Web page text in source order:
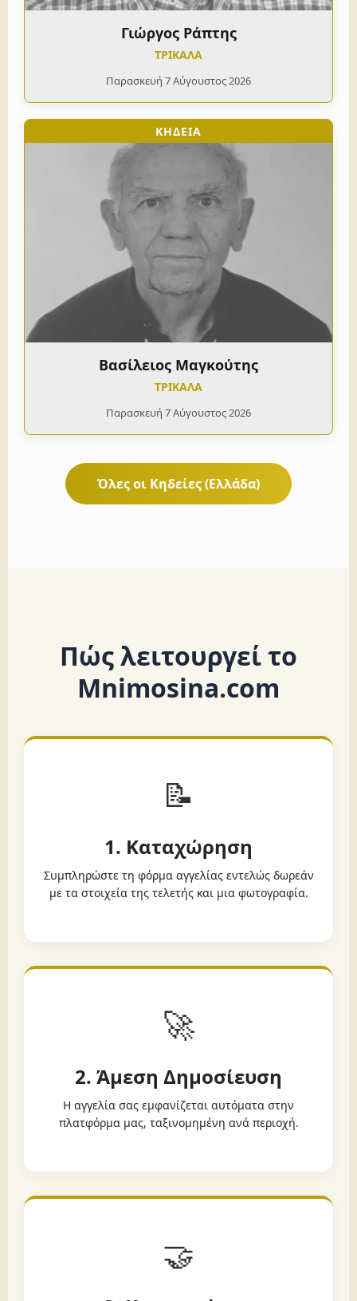
Γιώργος Ράπτης
ΤΡΙΚΑΛΑ
Παρασκευή 7 Αύγουστος 2026
ΚΗΔΕΙΑ
Βασίλειος Μαγκούτης
ΤΡΙΚΑΛΑ
Παρασκευή 7 Αύγουστος 2026
Όλες οι Κηδείες (Ελλάδα)
Πώς λειτουργεί το
Mnimosina.com
📝
1. Καταχώρηση
Συμπληρώστε τη φόρμα αγγελίας εντελώς δωρεάν
με τα στοιχεία της τελετής και μια φωτογραφία.
🚀
2. Άμεση Δημοσίευση
Η αγγελία σας εμφανίζεται αυτόματα στην
πλατφόρμα μας, ταξινομημένη ανά περιοχή.
🤝